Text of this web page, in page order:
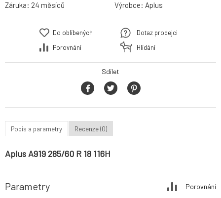
Záruka: 24 měsíců Výrobce: Aplus
Do oblíbených
Porovnání
Dotaz prodejci
Hlídání
Sdílet
Popis a parametry Recenze (0)
Aplus A919 285/60 R 18 116H
Parametry Porovnání